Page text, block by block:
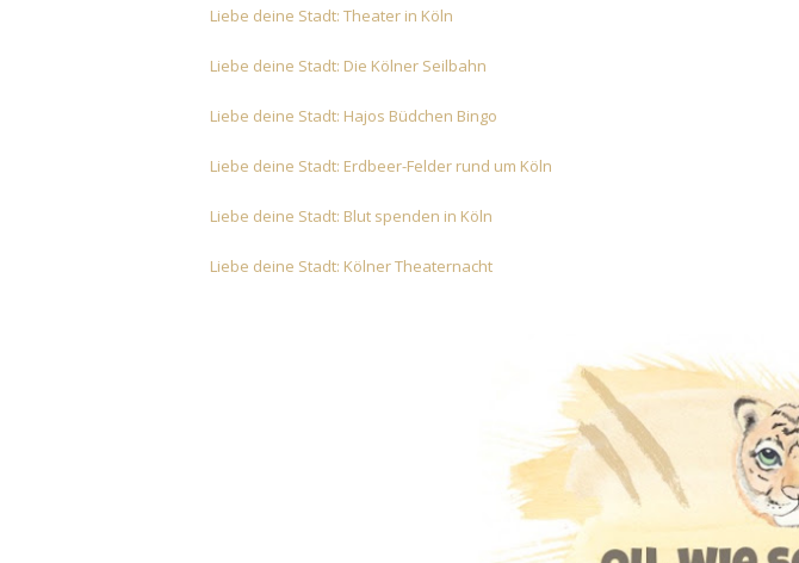
Liebe deine Stadt: Theater in Köln
Liebe deine Stadt: Die Kölner Seilbahn
Liebe deine Stadt: Hajos Büdchen Bingo
Liebe deine Stadt: Erdbeer-Felder rund um Köln
Liebe deine Stadt: Blut spenden in Köln
Liebe deine Stadt: Kölner Theaternacht